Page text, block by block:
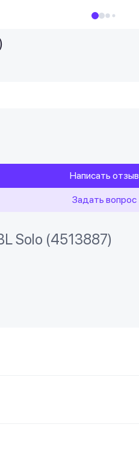
Написать отзыв
Задать вопрос
Solo (4513887)